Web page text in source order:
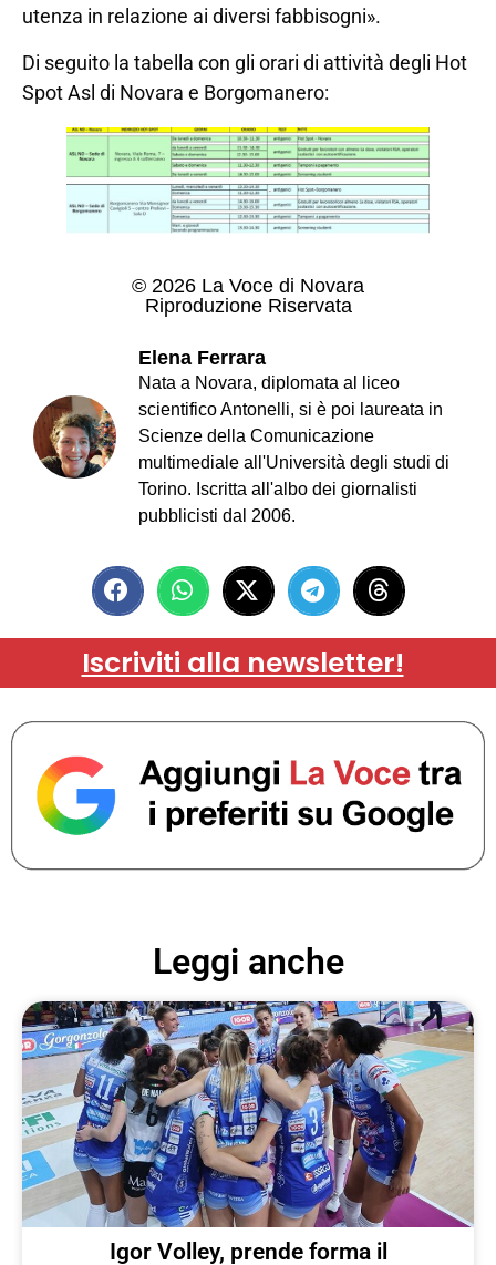
utenza in relazione ai diversi fabbisogni».
Di seguito la tabella con gli orari di attività degli Hot
Spot Asl di Novara e Borgomanero:
© 2026 La Voce di Novara
Riproduzione Riservata
Elena Ferrara
Nata a Novara, diplomata al liceo
scientifico Antonelli, si è poi laureata in
Scienze della Comunicazione
multimediale all'Università degli studi di
Torino. Iscritta all'albo dei giornalisti
pubblicisti dal 2006.
Iscriviti alla newsletter!
Leggi anche
Igor Volley, prende forma il